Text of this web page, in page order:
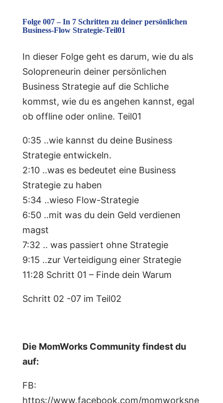
Folge 007 – In 7 Schritten zu deiner persönlichen
Business-Flow Strategie-Teil01
In dieser Folge geht es darum, wie du als
Solopreneurin deiner persönlichen
Business Strategie auf die Schliche
kommst, wie du es angehen kannst, egal
ob offline oder online. Teil01
0:35 ..wie kannst du deine Business
Strategie entwickeln.
2:10 ..was es bedeutet eine Business
Strategie zu haben
5:34 ..wieso Flow-Strategie
6:50 ..mit was du dein Geld verdienen
magst
7:32 .. was passiert ohne Strategie
9:15 ..zur Verteidigung einer Strategie
11:28 Schritt 01 – Finde dein Warum
Schritt 02 -07 im Teil02
Die MomWorks Community findest du
auf:
FB:
https://www.facebook.com/momworksne